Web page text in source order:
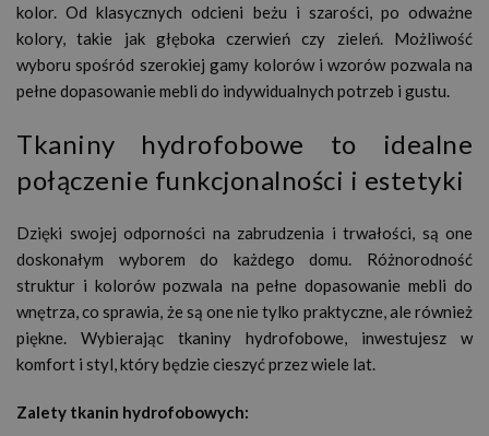
kolor. Od klasycznych odcieni beżu i szarości, po odważne
kolory, takie jak głęboka czerwień czy zieleń. Możliwość
wyboru spośród szerokiej gamy kolorów i wzorów pozwala na
pełne dopasowanie mebli do indywidualnych potrzeb i gustu.
Tkaniny hydrofobowe to idealne
połączenie funkcjonalności i estetyki
Dzięki swojej odporności na zabrudzenia i trwałości, są one
doskonałym wyborem do każdego domu. Różnorodność
struktur i kolorów pozwala na pełne dopasowanie mebli do
wnętrza, co sprawia, że są one nie tylko praktyczne, ale również
piękne. Wybierając tkaniny hydrofobowe, inwestujesz w
komfort i styl, który będzie cieszyć przez wiele lat.
Zalety tkanin hydrofobowych: